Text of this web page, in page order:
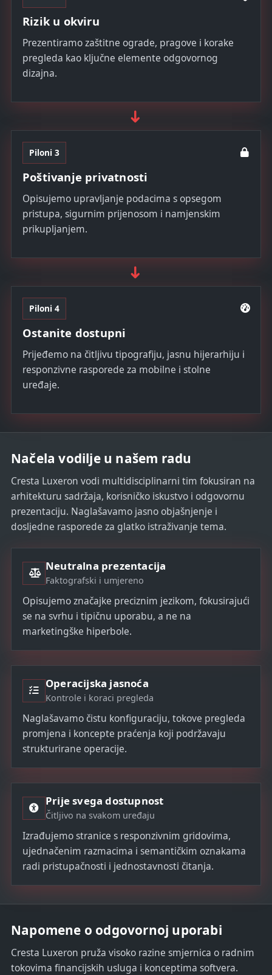
Rizik u okviru
Prezentiramo zaštitne ograde, pragove i korake
pregleda kao ključne elemente odgovornog
dizajna.
➜
Piloni 3
Poštivanje privatnosti
Opisujemo upravljanje podacima s opsegom
pristupa, sigurnim prijenosom i namjenskim
prikupljanjem.
➜
Piloni 4
Ostanite dostupni
Prijeđemo na čitljivu tipografiju, jasnu hijerarhiju i
responzivne rasporede za mobilne i stolne
uređaje.
Načela vodilje u našem radu
Cresta Luxeron vodi multidisciplinarni tim fokusiran na
arhitekturu sadržaja, korisničko iskustvo i odgovornu
prezentaciju. Naglašavamo jasno objašnjenje i
dosljedne rasporede za glatko istraživanje tema.
Neutralna prezentacija
Faktografski i umjereno
Opisujemo značajke preciznim jezikom, fokusirajući
se na svrhu i tipičnu uporabu, a ne na
marketingške hiperbole.
Operacijska jasnoća
Kontrole i koraci pregleda
Naglašavamo čistu konfiguraciju, tokove pregleda
promjena i koncepte praćenja koji podržavaju
strukturirane operacije.
Prije svega dostupnost
Čitljivo na svakom uređaju
Izrađujemo stranice s responzivnim gridovima,
ujednačenim razmacima i semantičkim oznakama
radi pristupačnosti i jednostavnosti čitanja.
Napomene o odgovornoj uporabi
Cresta Luxeron pruža visoko razine smjernica o radnim
tokovima financijskih usluga i konceptima softvera.